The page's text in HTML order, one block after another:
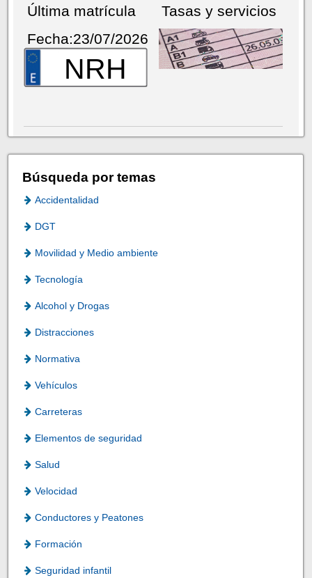
Última matrícula
Fecha:23/07/2026
NRH
Tasas y servicios
Búsqueda por temas
Accidentalidad
DGT
Movilidad y Medio ambiente
Tecnología
Alcohol y Drogas
Distracciones
Normativa
Vehículos
Carreteras
Elementos de seguridad
Salud
Velocidad
Conductores y Peatones
Formación
Seguridad infantil